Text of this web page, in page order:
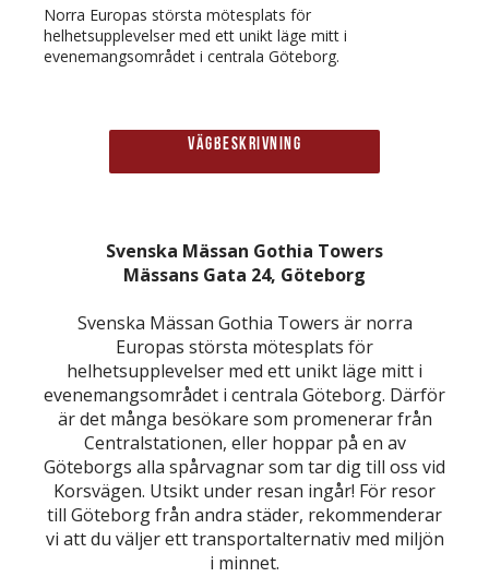
Norra Europas största mötesplats för
helhetsupplevelser med ett unikt läge mitt i
evenemangsområdet i centrala Göteborg.
Vägbeskrivning
Svenska Mässan Gothia Towers
Mässans Gata 24, Göteborg
Svenska Mässan Gothia Towers är norra
Europas största mötesplats för
helhetsupplevelser med ett unikt läge mitt i
evenemangsområdet i centrala Göteborg. Därför
är det många besökare som promenerar från
Centralstationen, eller hoppar på en av
Göteborgs alla spårvagnar som tar dig till oss vid
Korsvägen. Utsikt under resan ingår! För resor
till Göteborg från andra städer, rekommenderar
vi att du väljer ett transportalternativ med miljön
i minnet.